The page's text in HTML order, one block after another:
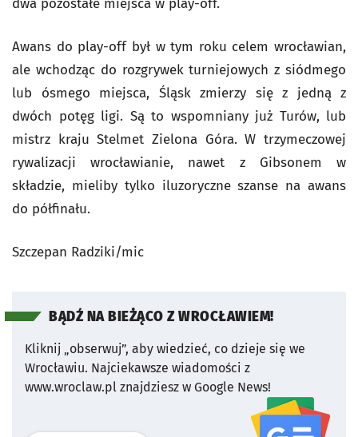
dwa pozostałe miejsca w play-off.
Awans do play-off był w tym roku celem wrocławian,
ale wchodząc do rozgrywek turniejowych z siódmego
lub ósmego miejsca, Śląsk zmierzy się z jedną z
dwóch potęg ligi. Są to wspomniany już Turów, lub
mistrz kraju Stelmet Zielona Góra. W trzymeczowej
rywalizacji wrocławianie, nawet z Gibsonem w
składzie, mieliby tylko iluzoryczne szanse na awans
do półfinału.
Szczepan Radziki/mic
BĄDŹ NA BIEŻĄCO Z WROCŁAWIEM!
Kliknij „obserwuj”, aby wiedzieć, co dzieje się we
Wrocławiu. Najciekawsze wiadomości z
www.wroclaw.pl znajdziesz w Google News!